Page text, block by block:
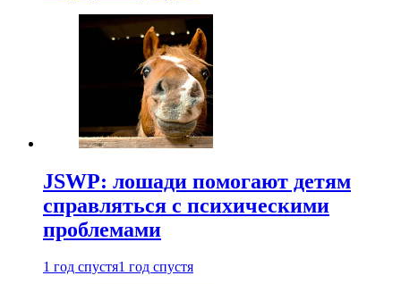
JSWP: лошади помогают детям
справляться с психическими
проблемами
1 год спустя1 год спустя